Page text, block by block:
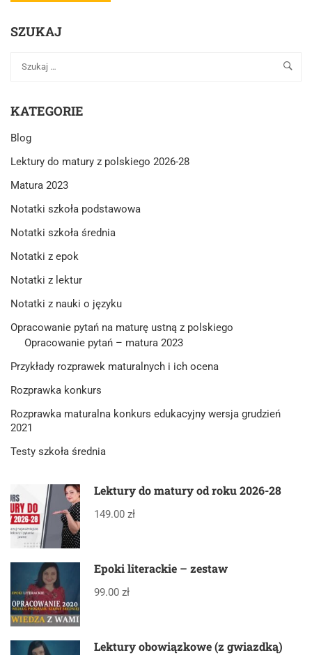
JAKIE
POZNAJEMY
SZUKAJ
KATEGORIE
Blog
Lektury do matury z polskiego 2026-28
Matura 2023
Notatki szkoła podstawowa
Notatki szkoła średnia
Notatki z epok
Notatki z lektur
Notatki z nauki o języku
Opracowanie pytań na maturę ustną z polskiego
Opracowanie pytań – matura 2023
Przykłady rozprawek maturalnych i ich ocena
Rozprawka konkurs
Rozprawka maturalna konkurs edukacyjny wersja grudzień
2021
Testy szkoła średnia
Lektury do matury od roku 2026-28
149.00 zł
Epoki literackie – zestaw
99.00 zł
Lektury obowiązkowe (z gwiazdką)